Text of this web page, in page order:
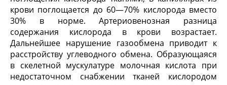
крови поглощается до 60—70% кислорода вместо
30% в норме. Артериовенозная разница
содержания кислорода в крови возрастает.
Дальнейшее нарушение газообмена приводит к
расстройству углеводного обмена. Образующаяся
в скелетной мускулатуре молочная кислота при
недостаточном снабжении тканей кислородом